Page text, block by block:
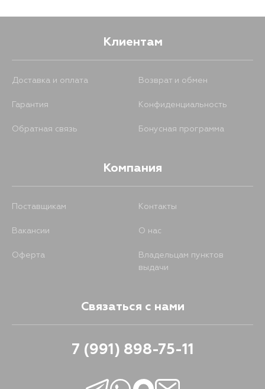
Клиентам
Доставка и оплата Возврат и обмен
Гарантия Конфиденциальность
Обратная связь Бонусная программа
Компания
Поставщикам Контакты
Вакансии О нас
Оферта
Владельцам пунктов
выдачи
Связаться с нами
7 (991) 898-75-11